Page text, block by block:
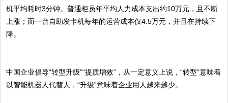
机平均耗时3分钟。普通柜员年平均人力成本支出约10万元，且不断
上涨；而一台自助发卡机每年的运营成本仅4.5万元，并且在持续下
降。
中国企业倡导“转型升级”“提质增效”，从一定意义上说，“转型”意味着
以智能机器人代替人，“升级”意味着企业用人越来越少。